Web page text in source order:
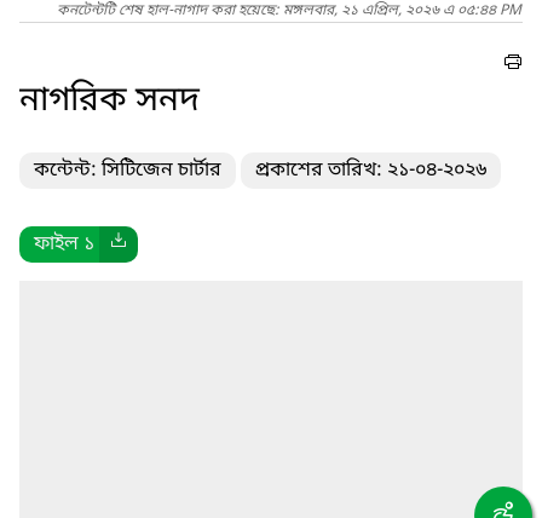
কনটেন্টটি শেষ হাল-নাগাদ করা হয়েছে: মঙ্গলবার, ২১ এপ্রিল, ২০২৬ এ ০৫:৪৪ PM
নাগরিক সনদ
কন্টেন্ট: সিটিজেন চার্টার প্রকাশের তারিখ: ২১-০৪-২০২৬
ফাইল ১